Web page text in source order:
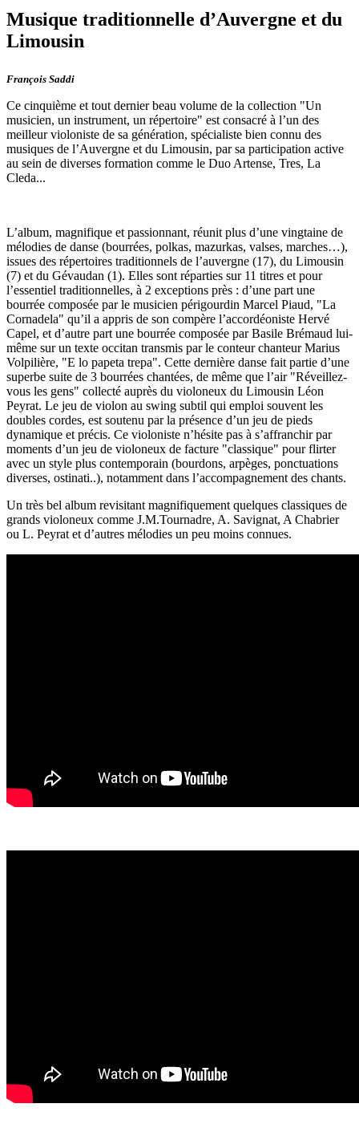
Musique traditionnelle d’Auvergne et du
Limousin
François Saddi
Ce cinquième et tout dernier beau volume de la collection "Un
musicien, un instrument, un répertoire" est consacré à l’un des
meilleur violoniste de sa génération, spécialiste bien connu des
musiques de l’Auvergne et du Limousin, par sa participation active
au sein de diverses formation comme le Duo Artense, Tres, La
Cleda...
L’album, magnifique et passionnant, réunit plus d’une vingtaine de
mélodies de danse (bourrées, polkas, mazurkas, valses, marches…),
issues des répertoires traditionnels de l’auvergne (17), du Limousin
(7) et du Gévaudan (1). Elles sont réparties sur 11 titres et pour
l’essentiel traditionnelles, à 2 exceptions près : d’une part une
bourrée composée par le musicien périgourdin Marcel Piaud, "La
Cornadela" qu’il a appris de son compère l’accordéoniste Hervé
Capel, et d’autre part une bourrée composée par Basile Brémaud lui-
même sur un texte occitan transmis par le conteur chanteur Marius
Volpilière, "E lo papeta trepa". Cette dernière danse fait partie d’une
superbe suite de 3 bourrées chantées, de même que l’air "Réveillez-
vous les gens" collecté auprès du violoneux du Limousin Léon
Peyrat. Le jeu de violon au swing subtil qui emploi souvent les
doubles cordes, est soutenu par la présence d’un jeu de pieds
dynamique et précis. Ce violoniste n’hésite pas à s’affranchir par
moments d’un jeu de violoneux de facture "classique" pour flirter
avec un style plus contemporain (bourdons, arpèges, ponctuations
diverses, ostinati..), notamment dans l’accompagnement des chants.
Un très bel album revisitant magnifiquement quelques classiques de
grands violoneux comme J.M.Tournadre, A. Savignat, A Chabrier
ou L. Peyrat et d’autres mélodies un peu moins connues.